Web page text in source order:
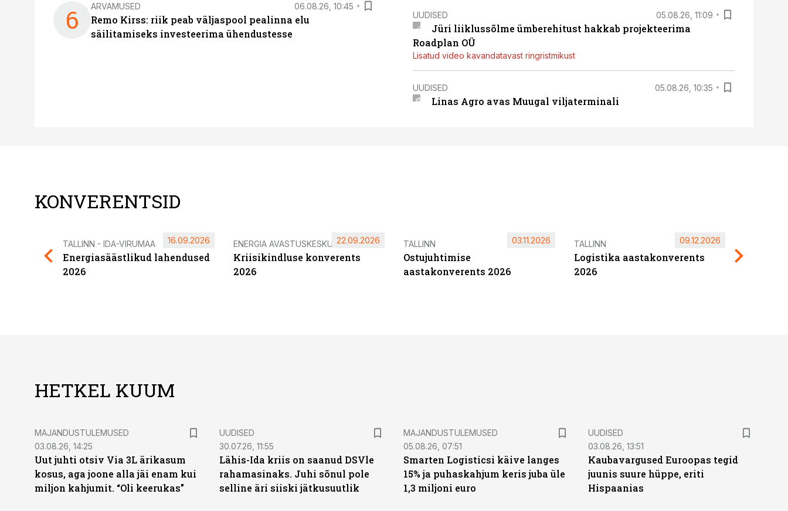
6 ARVAMUSED 06.08.26, 10:45
Remo Kirss: riik peab väljaspool pealinna elu
säilitamiseks investeerima ühendustesse
UUDISED 05.08.26, 11:09
Jüri liiklussõlme ümberehitust hakkab projekteerima
Roadplan OÜ
Lisatud video kavandatavast ringristmikust
UUDISED 05.08.26, 10:35
Linas Agro avas Muugal viljaterminali
KONVERENTSID
TALLINN - IDA-VIRUMAA
Energiasäästlikud lahendused
2026
16.09.2026 ENERGIA AVASTUSKESKUS
Kriisikindluse konverents
2026
22.09.2026 TALLINN
Ostujuhtimise
aastakonverents 2026
03.11.2026 TALLINN
Logistika aastakonverents
2026
09.12.2026
HETKEL KUUM
MAJANDUSTULEMUSED
03.08.26, 14:25
Uut juhti otsiv Via 3L ärikasum
kosus, aga joone alla jäi enam kui
miljon kahjumit. “Oli keerukas”
UUDISED
30.07.26, 11:55
Lähis-Ida kriis on saanud DSVle
rahamasinaks. Juhi sõnul pole
selline äri siiski jätkusuutlik
MAJANDUSTULEMUSED
05.08.26, 07:51
Smarten Logisticsi käive langes
15% ja puhaskahjum keris juba üle
1,3 miljoni euro
UUDISED
03.08.26, 13:51
Kaubavargused Euroopas tegid
juunis suure hüppe, eriti
Hispaanias